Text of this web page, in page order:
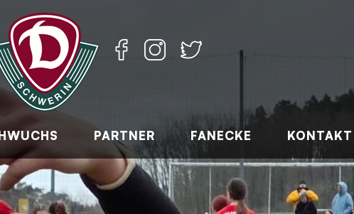
PARTNER FANECKE KONTAKT